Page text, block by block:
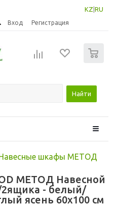
KZ RU
Вход Регистрация
Найти
шкафы МЕТОД
МЕТОД Навесной
- белый/
ясень 60x100 см